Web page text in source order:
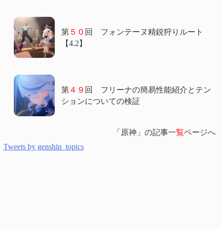
第５０ 回 フォンテーヌ精鋭狩りルート
【4.2】
第４９ 回 フリーナの簡易性能紹介とテン
ションについての検証
「原神」の記事一覧ページへ
Tweets by genshin_topics